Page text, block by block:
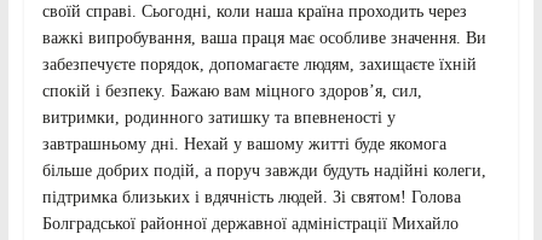
своїй справі. Сьогодні, коли наша країна проходить через
важкі випробування, ваша праця має особливе значення. Ви
забезпечуєте порядок, допомагаєте людям, захищаєте їхній
спокій і безпеку. Бажаю вам міцного здоров’я, сил,
витримки, родинного затишку та впевненості у
завтрашньому дні. Нехай у вашому житті буде якомога
більше добрих подій, а поруч завжди будуть надійні колеги,
підтримка близьких і вдячність людей. Зі святом! Голова
Болградської районної державної адміністрації Михайло